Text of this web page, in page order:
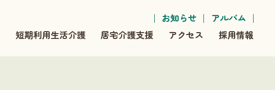
お知らせ
アルバム
短期利用生活介護 居宅介護支援 アクセス 採用情報